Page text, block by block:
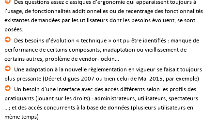
Des questions assez classiques d'ergonomie qui apparaissent toujours à
l'usage, de fonctionnalités additionnelles ou de recentrage des fonctionnalités
existantes demandées par les utilisateurs dont les besoins évoluent, se sont
posées.
Des besoins d'évolution « technique » ont pu être identifiés : manque de
performance de certains composants, inadaptation ou vieillissement de
certains autres, problème de vendor-lockin…
Une adaptation à la nouvelle règlementation en vigueur se faisait toujours
plus pressante (Décret digues 2007 ou bien celui de Mai 2015, par exemple)
Un besoin d'une interface avec des accés différents selon les profils des
pratiquants (jouant sur les droits) : administrateurs, utilisateurs, spectateurs
...; et des accés concurrents à la base de données (plusieurs utilisateurs en
même temps)